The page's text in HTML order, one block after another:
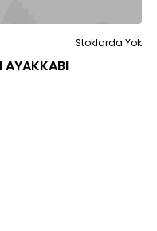
Stoklarda Yok
DOCKERS 225044 DERI DIKISLI AYAKKABI